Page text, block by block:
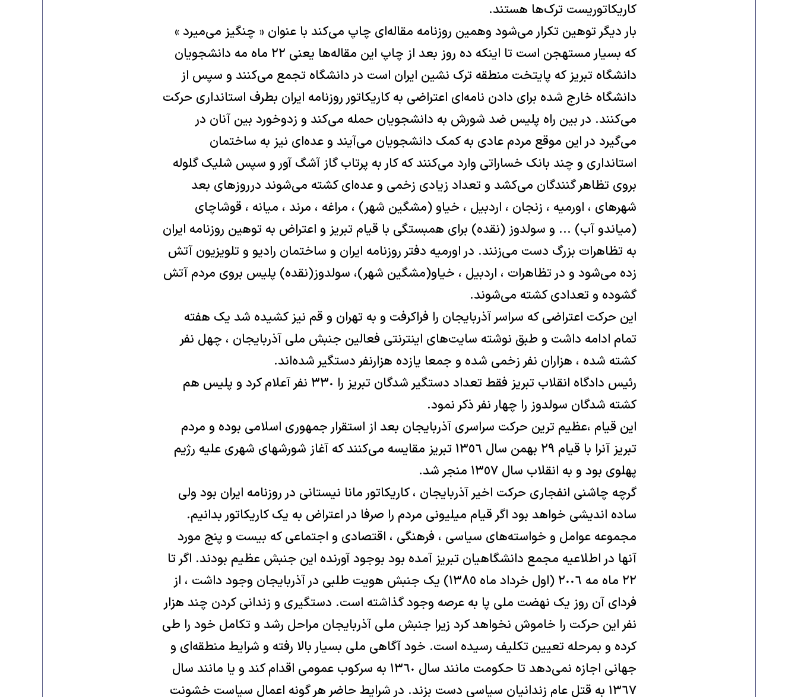
کاریکاتوریست ترک‌ها هستند.
بار دیگر توهین تکرار می‌شود وهمین روزنامه مقاله‌ای چاپ می‌کند با عنوان « چنگیز می‌میرد »
که بسیار مستهجن است تا اینکه ده روز بعد از چاپ این مقاله‌ها یعنی ٢٢ ماه مه دانشجویان
دانشگاه تبریز که پایتخت منطقه ترک نشین ایران است در دانشگاه تجمع می‌کنند و سپس از
دانشگاه خارج شده برای دادن نامه‌ای اعتراضی به کاریکاتور روزنامه ایران بطرف استانداری حرکت
می‌کنند. در بین راه پلیس ضد شورش به دانشجویان حمله می‌کند و زدوخورد بین آنان در
می‌گیرد در این موقع مردم عادی به کمک دانشجویان می‌آیند و عده‌ای نیز به ساختمان
استانداری و چند بانک خساراتی وارد می‌کنند که کار به پرتاب گاز آشگ آور و سپس شلیک گلوله
بروی تظاهر گنندگان می‌کشد و تعداد زیادی زخمی و عده‌ای کشته می‌شوند درروز‌های بعد
شهرهای ، اورمیه ، زنجان ، اردبیل ، خیاو (مشگین شهر) ، مراغه ، مرند ، میانه ، قوشاچای
(میاندو آب) ... و سولدوز (نقده) برای همبستگی با قیام تبریز و اعتراض به توهین روزنامه ایران
به تظاهرات بزرگ دست می‌زنند. در اورمیه دفتر روزنامه ایران و ساختمان رادیو و تلویزیون آتش
زده می‌شود و در تظاهرات ، اردبیل ، خیاو(مشگین شهر)، سولدوز(نقده) پلیس بروی مردم آتش
گشوده و تعدادی کشته می‌شوند.
این حرکت اعتراضی که سراسر آذربایجان را فراکرفت و به تهران و قم نیز کشیده شد یک هفته
تمام ادامه داشت و طبق نوشته سایت‌های اینترنتی فعالین جنبش ملی آذربایجان ، چهل نفر
کشته شده ، هزاران نفر زخمی شده و جمعا یازده هزارنفر دستگیر شده‌اند.
رئیس دادگاه انقلاب تبریز فقط تعداد دستگیر شدگان تبریز را ٣٣٠ نفر آعلام کرد و پلیس هم
کشته شدگان سولدوز را چهار نفر ذکر نمود.
این قیام ،عظیم ترین حرکت سراسری آذربایجان بعد از استقرار جمهوری اسلامی بوده و مردم
تبریز آنرا با قیام ٢٩ بهمن سال ١٣٥٦ تبریز مقایسه می‌کنند که آغاز شورشهای شهری علیه رژیم
پهلوی بود و به انقلاب سال ١٣٥٧ منجر شد.
گرچه چاشنی انفجاری حرکت اخیر آذربایجان ، کاریکاتور مانا نیستانی در روزنامه ایران بود ولی
ساده اندیشی خواهد بود اگر قیام میلیونی مردم را صرفا در اعتراض به یک کاریکاتور بدانیم.
مجموعه عوامل و خواسته‌های سیاسی ، فرهنگی ، اقتصادی و اجتماعی که بیست و پنج مورد
آنها در اطلاعیه مجمع دانشگاهیان تبریز آمده بود بوجود آورنده این جنبش عظیم بودند. اگر تا
٢٢ ماه مه ٢٠٠٦ (اول خرداد ماه ١٣٨٥) یک جنبش هویت طلبی در آذربایجان وجود داشت ، از
فردای آن روز یک نهضت ملی پا به عرصه وجود گذاشته است. دستگیری و زندانی کردن چند هزار
نفر این حرکت را خاموش نخواهد کرد زیرا جنبش ملی آذربایجان مراحل رشد و تکامل خود را طی
کرده و بمرحله تعیین تکلیف رسیده است. خود آگاهی ملی بسیار بالا رفته و شرایط منطقه‌ای و
جهانی اجازه نمی‌دهد تا حکومت مانند سال ١٣٦٠ به سرکوب عمومی اقدام کند و یا مانند سال
١٣٦٧ به قتل عام زندانیان سیاسی دست بزند. در شرایط حاضر هر گونه اعمال سیاست خشونت